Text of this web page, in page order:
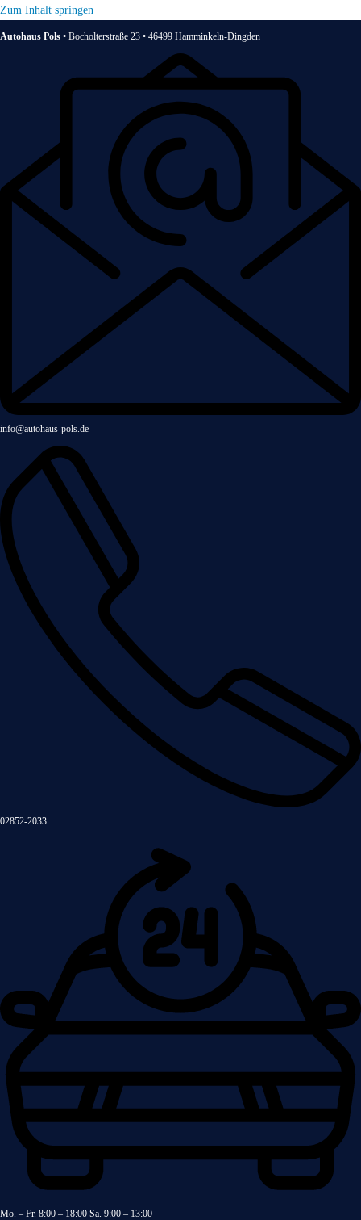
Zum Inhalt springen
Autohaus Pols • Bocholterstraße 23 • 46499 Hamminkeln-Dingden
info@autohaus-pols.de
02852-2033
Mo. – Fr. 8:00 – 18:00 Sa. 9:00 – 13:00